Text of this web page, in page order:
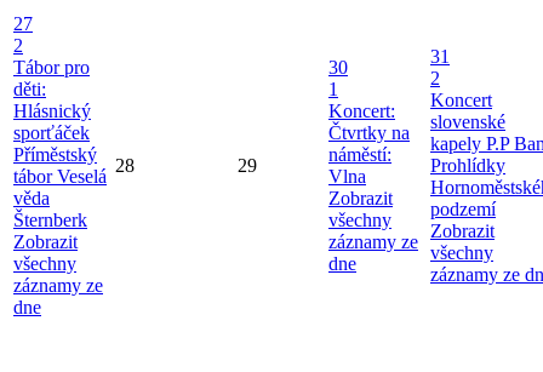
27
2
Tábor pro
děti:
Hlásnický
sporťáček
Příměstský
tábor Veselá
věda
Šternberk
Zobrazit
všechny
záznamy ze
dne
28 29
30
1
Koncert:
Čtvrtky na
náměstí:
Vlna
Zobrazit
všechny
záznamy ze
dne
31
2
Koncert
slovenské
kapely P.P
Prohlídky
podzemí
Zobrazit
všechny
záznamy ze